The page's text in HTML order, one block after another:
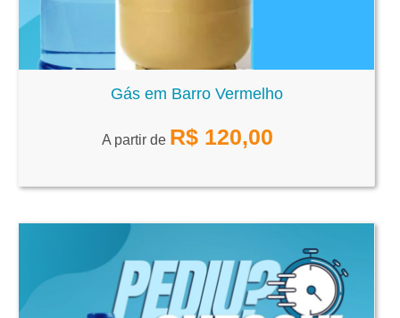
Gás em Barro Vermelho
A partir de R$ 120,00